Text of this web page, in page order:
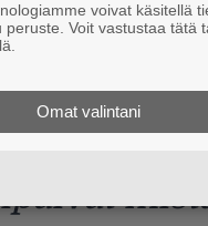
on
ilmaisu
voivat käsitellä
peruste. Voit vastustaa tätä
Omat valintani